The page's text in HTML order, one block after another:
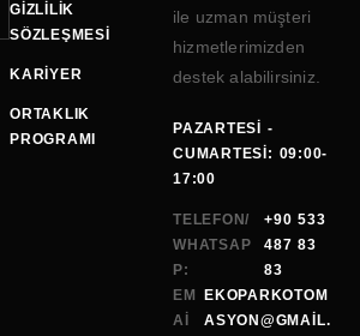
GIZLILIK
SÖZLEŞMESI
KARIYER
ORTAKLIK
PROGRAMI
ile uzman müşteri
hizmetlerimizden
destek alabilirsiniz.
PAZARTESI -
CUMARTESI: 09:00-
17:00
TELEFON/
WHATSAP
P:
+90 533
487 83
83
EM
AI
EKOPARKOTOM
ASYON@GMAİL.